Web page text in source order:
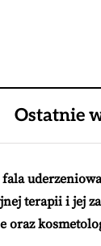
Ostatnie
fala
terapii i jej
oraz